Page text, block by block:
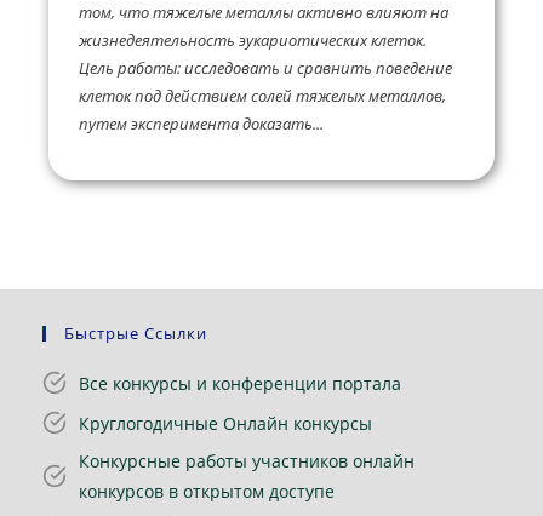
том, что тяжелые металлы активно влияют на
жизнедеятельность эукариотических клеток.
Цель работы: исследовать и сравнить поведение
клеток под действием солей тяжелых металлов,
путем эксперимента доказать...
Быстрые Ссылки
Все конкурсы и конференции портала
Круглогодичные Онлайн конкурсы
Конкурсные работы участников онлайн
конкурсов в открытом доступе